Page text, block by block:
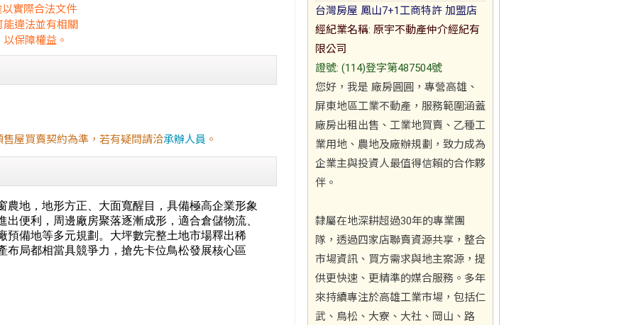
實際合法文件
違法並有相關
保障權益。
屋買賣契約為準，若有疑問請洽承辦人員 。
台灣房屋 鳳山7+1工商特許 加盟店
經紀業名稱: 原宇不動產仲介經紀有
限公司
證號: (114)登字第487504號
您好，我是 廠房圓圓，專營高雄、
屏東地區工業不動產，服務範圍涵蓋
廠房出租出售、工業地買賣、乙種工
業用地、農地及廠辦規劃，致力成為
企業主與投資人最值得信賴的合作夥
伴。
隸屬在地深耕超過30年的專業團
隊，透過四家店聯賣資源共享，整合
市場資訊、買方需求與地主案源，提
供更快速、更精準的媒合服務。多年
來持續專注於高雄工業市場，包括仁
武、鳥松、大寮、大社、岡山、路